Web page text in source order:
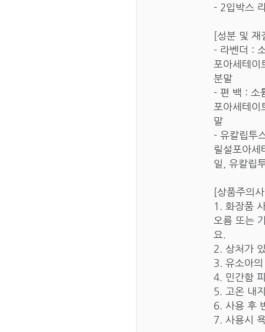
- 2입박스
[성분 및 재
- 라벤더 :
포아세테이
분말
- 편 백 : 소
포아세테
말
- 유칼립투
릴설포아
일, 유칼립
[상품주의
1. 화장품
오름 또는
요.
2. 상처가
3. 유소아
4. 민간함
5. 고온 내
6. 사용 후
7. 사용시